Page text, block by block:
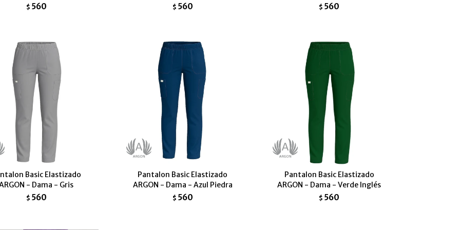
$ 560 $ 560 $ 560
Basic Elastizado
- Dama - Gris
$ 560
Pantalon Basic Elastizado
ARGON - Dama - Azul Piedra
$ 560
Pantalon Basic Elastizado
ARGON - Dama - Verde Inglés
$ 560